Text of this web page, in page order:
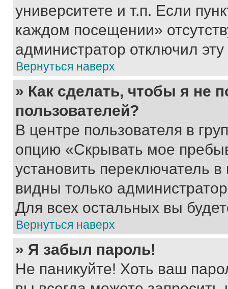
университете и т.п. Если
каждом посещении»
администратор отключил
Вернуться наверх
» Как сделать, чтобы я не
пользователей?
В центре пользователя в
опцию «Скрывать мое
установить переключатель
видны только
Для всех остальных вы
Вернуться наверх
» Я забыл пароль!
Не паникуйте! Хоть ваш